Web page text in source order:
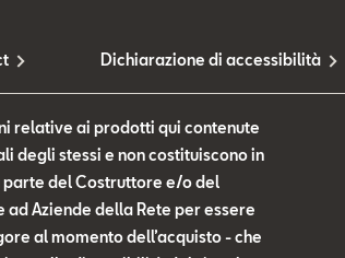
Dichiarazione di accessibilità
relative ai prodotti qui contenute
degli stessi e non costituiscono in
del Costruttore e/o del
Aziende della Rete per essere
al momento dell’acquisto - che